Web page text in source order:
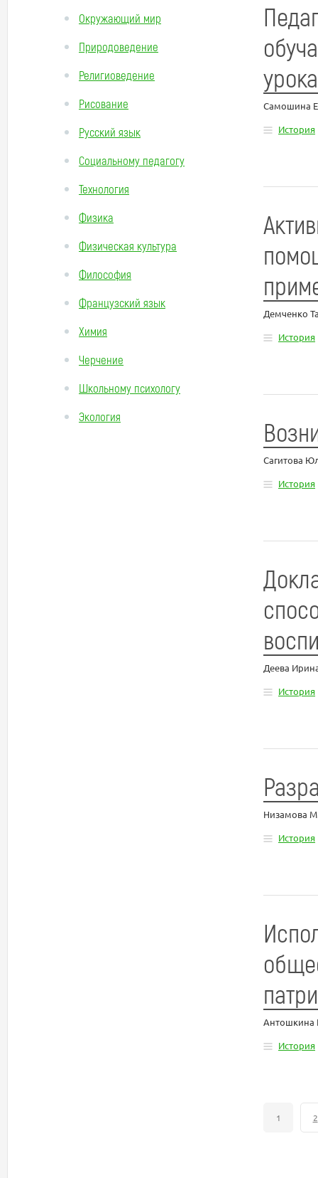
Окружающий мир
Природоведение
Религиоведение
Рисование
Русский язык
Социальному педагогу
Технология
Физика
Физическая культура
Философия
Французский язык
Химия
Черчение
Школьному психологу
Экология
Самошина
История
Демченко
История
Сагитова
История
Деева
История
Низамова
История
Антошкина
История
1 2